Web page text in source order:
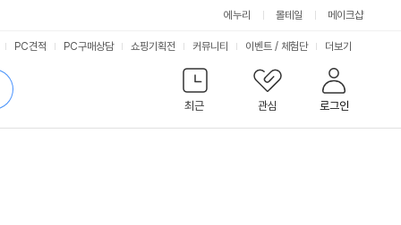
에누리 몰테일 메이크샵
최근
관심 로그인
PC견적 PC구매상담 쇼핑기획전 커뮤니티 이벤트 / 체험단 서
비
스
더보기